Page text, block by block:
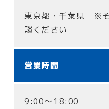
東京都・千葉県 ※そ
談ください
営業時間
9:00～18:00